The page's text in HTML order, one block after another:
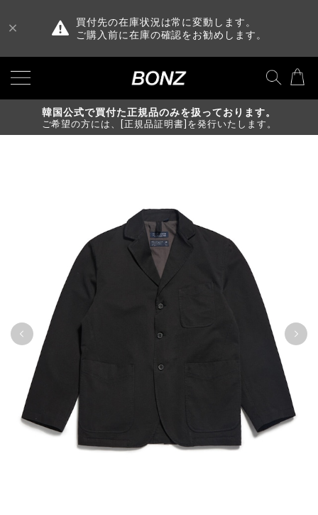
買付先の在庫状況は常に変動します。
ご購入前に在庫の確認をお勧めします。
韓国公式で買付た正規品のみを扱っております。
ご希望の方には、[正規品証明書]を発行いたします。